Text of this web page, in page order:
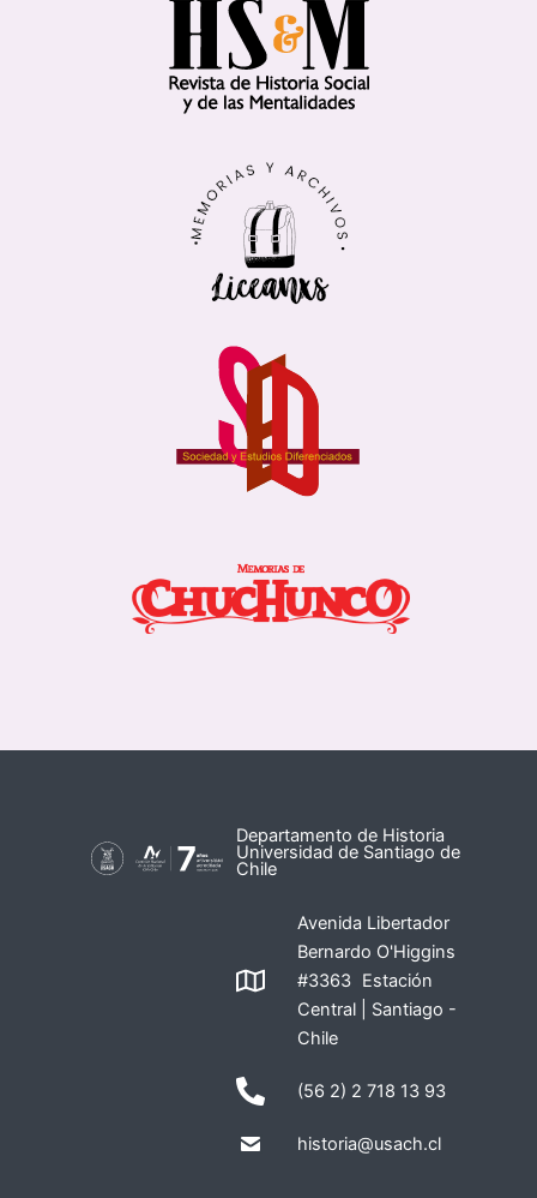
Departamento de Historia
Universidad de Santiago de
Chile
Avenida Libertador
Bernardo O'Higgins
#3363 Estación
Central | Santiago -
Chile
(56 2) 2 718 13 93
historia@usach.cl